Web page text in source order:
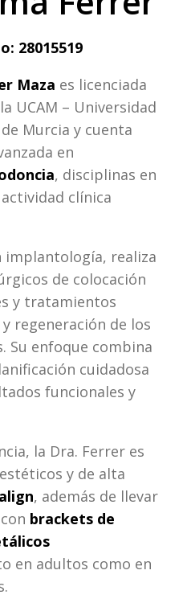
28015519
Maza es licenciada
UCAM – Universidad
Murcia y cuenta
en
, disciplinas en
clínica
implantología, realiza
de colocación
y tratamientos
regeneración de los
Su enfoque combina
cuidadosa
funcionales y
la Dra. Ferrer es
y de alta
, además de llevar
brackets de
en adultos como en